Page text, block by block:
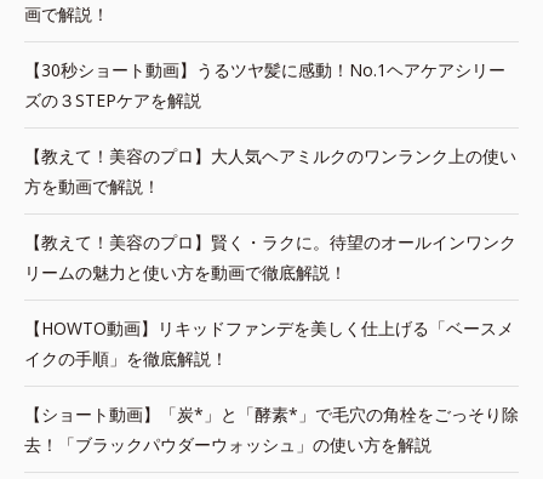
画で解説！
【30秒ショート動画】うるツヤ髪に感動！No.1ヘアケアシリー
ズの３STEPケアを解説
【教えて！美容のプロ】大人気ヘアミルクのワンランク上の使い
方を動画で解説！
【教えて！美容のプロ】賢く・ラクに。待望のオールインワンク
リームの魅力と使い方を動画で徹底解説！
【HOWTO動画】リキッドファンデを美しく仕上げる「ベースメ
イクの手順」を徹底解説！
【ショート動画】「炭*」と「酵素*」で毛穴の角栓をごっそり除
去！「ブラックパウダーウォッシュ」の使い方を解説